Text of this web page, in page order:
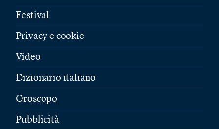
Festival
Privacy e cookie
Video
Dizionario italiano
Oroscopo
Pubblicità